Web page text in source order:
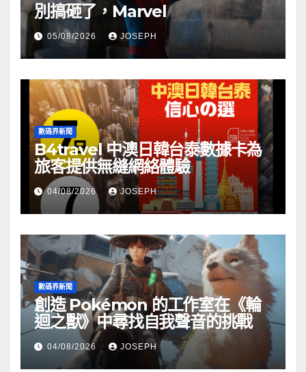
別搞砸了，Marvel
05/08/2026 JOSEPH
數碼界新聞
B4travel 中澳日韓台泰數據卡為
旅客提供無縫網絡體驗
04/08/2026 JOSEPH
數碼界新聞
創造 Pokémon 的工作室在《輪
迴之獸》中尋找自我聲音的挑戰
04/08/2026 JOSEPH